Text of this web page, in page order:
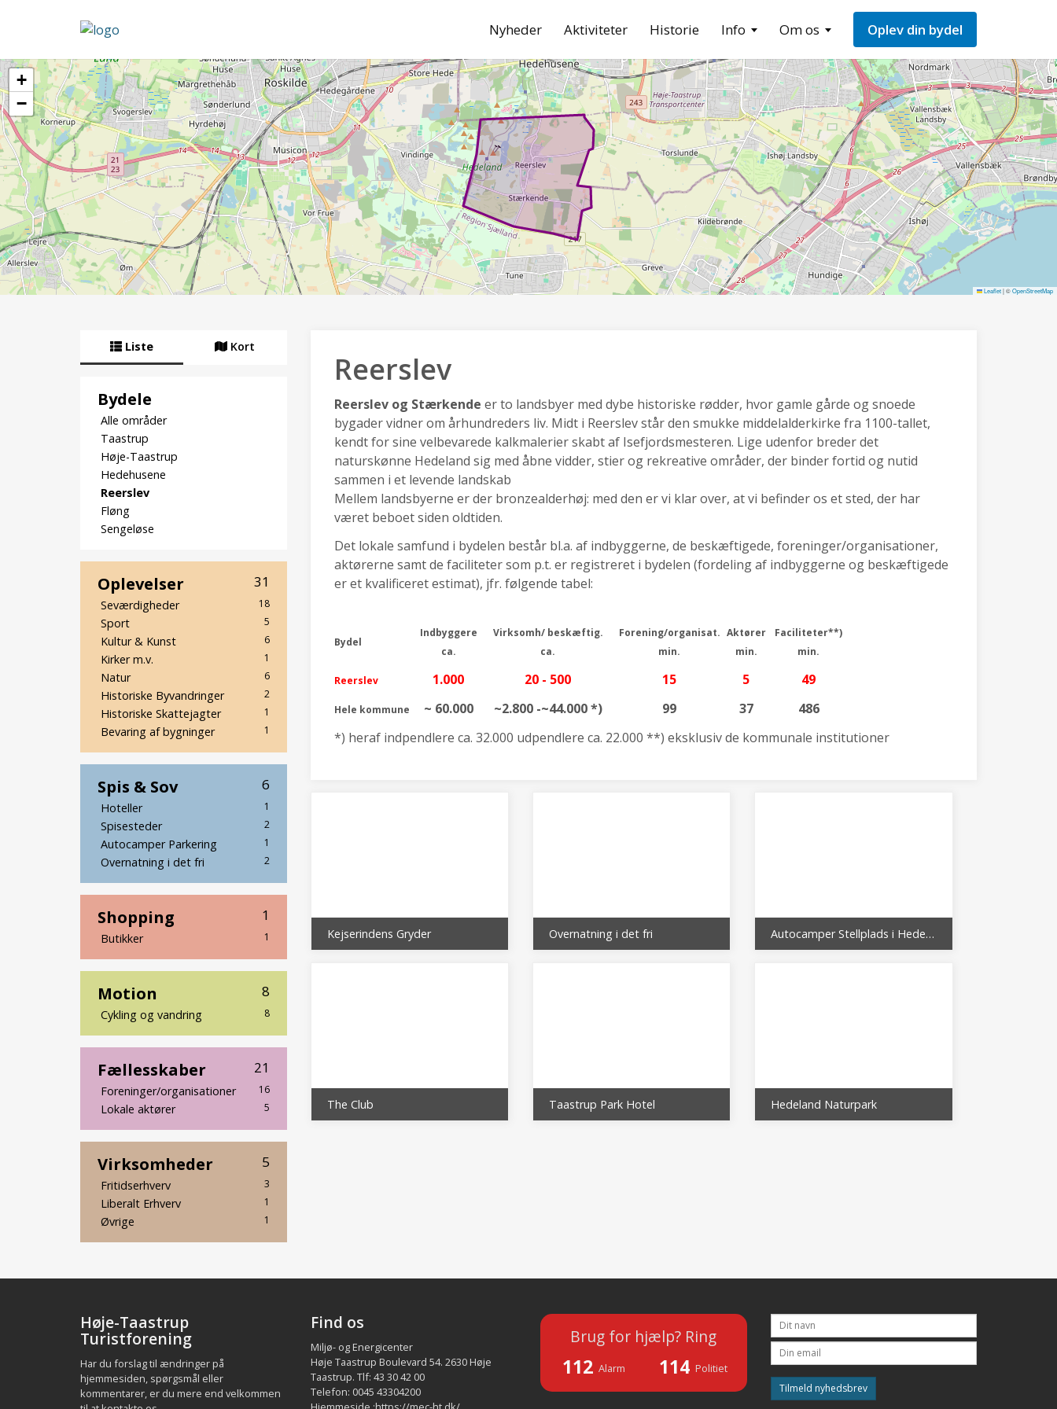
Nyheder Aktiviteter Historie Info Om os Oplev din bydel
+
−
Leaflet|©OpenStreetMap
Liste Kort
Bydele
Alle områder
Taastrup
Høje-Taastrup
Hedehusene
Reerslev
Fløng
Sengeløse
31
Oplevelser
18
Seværdigheder
5
Sport
6
Kultur & Kunst
1
Kirker m.v.
6
Natur
2
Historiske Byvandringer
1
Historiske Skattejagter
1
Bevaring af bygninger
6
Spis & Sov
1
Hoteller
2
Spisesteder
1
Autocamper Parkering
2
Overnatning i det fri
1
Shopping
1
Butikker
8
Motion
8
Cykling og vandring
21
Fællesskaber
16
Foreninger/organisationer
5
Lokale aktører
5
Virksomheder
3
Fritidserhverv
1
Liberalt Erhverv
1
Øvrige
Reerslev
Reerslev og Stærkende er to landsbyer med dybe historiske rødder, hvor gamle gårde og snoede
bygader vidner om århundreders liv. Midt i Reerslev står den smukke middelalderkirke fra 1100-tallet,
kendt for sine velbevarede kalkmalerier skabt af Isefjordsmesteren. Lige udenfor breder det
naturskønne Hedeland sig med åbne vidder, stier og rekreative områder, der binder fortid og nutid
sammen i et levende landskab
Mellem landsbyerne er der bronzealderhøj: med den er vi klar over, at vi befinder os et sted, der har
været beboet siden oldtiden.
Det lokale samfund i bydelen består bl.a. af indbyggerne, de beskæftigede, foreninger/organisationer,
aktørerne samt de faciliteter som p.t. er registreret i bydelen (fordeling af indbyggerne og beskæftigede
er et kvalificeret estimat), jfr. følgende tabel:
Bydel
Indbyggere
ca.
Virksomh/ beskæftig.
ca.
Forening/organisat.
min.
Aktører
min.
Faciliteter**)
min.
Reerslev 1.000 20 - 500 15 5 49
Hele kommune ~ 60.000 ~2.800 -~44.000 *) 99 37
486
*) heraf indpendlere ca. 32.000 udpendlere ca. 22.000 **) eksklusiv de kommunale institutioner
Kejserindens Gryder Overnatning i det fri Autocamper Stellplads i Hedeland fra 1.5.2020
The Club Taastrup Park Hotel Hedeland Naturpark
Høje-Taastrup
Turistforening
Har du forslag til ændringer på
hjemmesiden, spørgsmål eller
kommentarer, er du mere end velkommen
Find os
Miljø- og Energicenter
Høje Taastrup Boulevard 54. 2630 Høje
Taastrup. Tlf: 43 30 42 00
Telefon: 0045 43304200
Brug for hjælp? Ring
112 Alarm 114 Politiet
Tilmeld nyhedsbrev